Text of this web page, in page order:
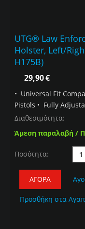
UTG® Law
Holster, Left/
H175B)
29,90€
• Universal Fit
Pistols • Fully
Διαθεσιμότητα:
Άμεση παραλαβή /
Ποσότητα:
ΑΓΟΡΆ
Προσθήκη στα